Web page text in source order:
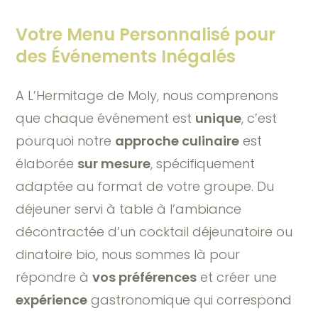
Votre Menu Personnalisé pour
des Événements Inégalés
A L’Hermitage de Moly, nous comprenons
que chaque événement est unique, c’est
pourquoi notre approche culinaire est
élaborée sur mesure, spécifiquement
adaptée au format de votre groupe. Du
déjeuner servi à table à l’ambiance
décontractée d’un cocktail déjeunatoire ou
dinatoire bio, nous sommes là pour
répondre àvos préférences et créer une
expérience gastronomique qui correspond